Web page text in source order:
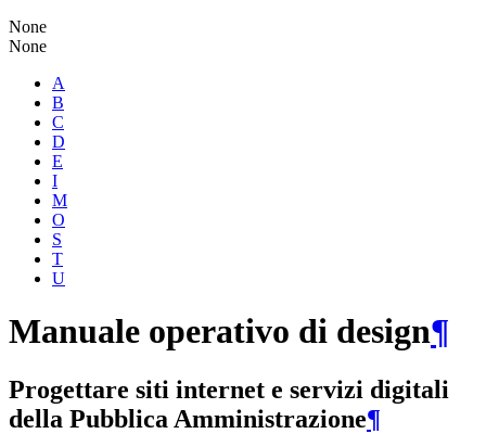
None
None
A
B
C
D
E
I
M
O
S
T
U
Manuale operativo di design¶
Progettare siti internet e servizi digitali
della Pubblica Amministrazione¶